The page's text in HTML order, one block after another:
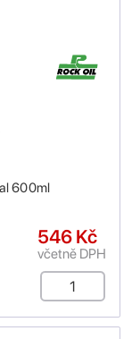
600ml
546 Kč
včetně DPH